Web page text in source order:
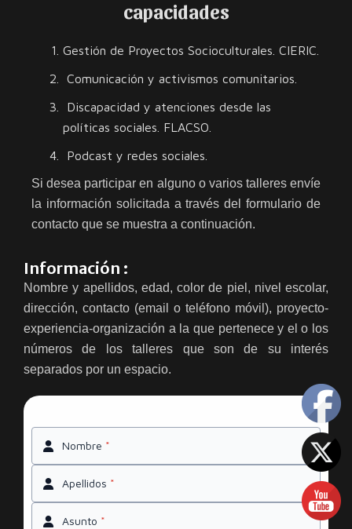
capacidades
Gestión de Proyectos Socioculturales. CIERIC.
Comunicación y activismos comunitarios.
Discapacidad y atenciones desde las
políticas sociales. FLACSO.
Podcast y redes sociales.
Si desea participar en alguno o varios talleres envíe
la información solicitada a través del formulario de
contacto que se muestra a continuación.
Información :
Nombre y apellidos, edad, color de piel, nivel escolar,
dirección, contacto (email o teléfono móvil), proyecto-
experiencia-organización a la que pertenece y el o los
números de los talleres que son de su interés
separados por un espacio.
Nombre *
Apellidos *
Asunto *